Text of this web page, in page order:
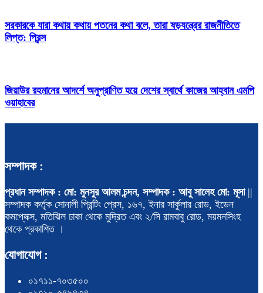
সরকারকে যারা কথায় কথায় পতনের কথা বলে, তারা ষড়যন্ত্রের রাজনীতিতে
লিপ্ত: প্রিন্স
জিয়াউর রহমানের আদর্শে অনুপ্রাণিত হয়ে দেশের স্বার্থে কাজের আহ্বান এমপি
ওয়াহাবের
সম্পাদক :
প্রধান সম্পাদক : মো: মুনসুর আলম চন্দন, সম্পাদক : আবু সালেহ মো: মূসা||
সম্পাদক কর্তৃক সোনালী প্রিন্টিং প্রেস, ১৬৭, ইনার সার্কুলার রোড, ইডেন
কমপ্লেক্স, মতিঝিল ঢাকা থেকে মুদ্রিত এবং ২/সি রামবাবু রোড, ময়মনসিংহ
থেকে প্রকাশিত ।
যোগাযোগ :
০১৭১১-৭০৩৫০০